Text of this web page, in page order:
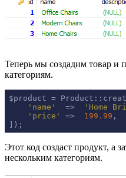
Теперь мы создадим товар и
категориям.
$product =
'name'
  =>
'Home
'price'
=> 199.99 ,
]);
Этот код создаст продукт, а
нескольким категориям.